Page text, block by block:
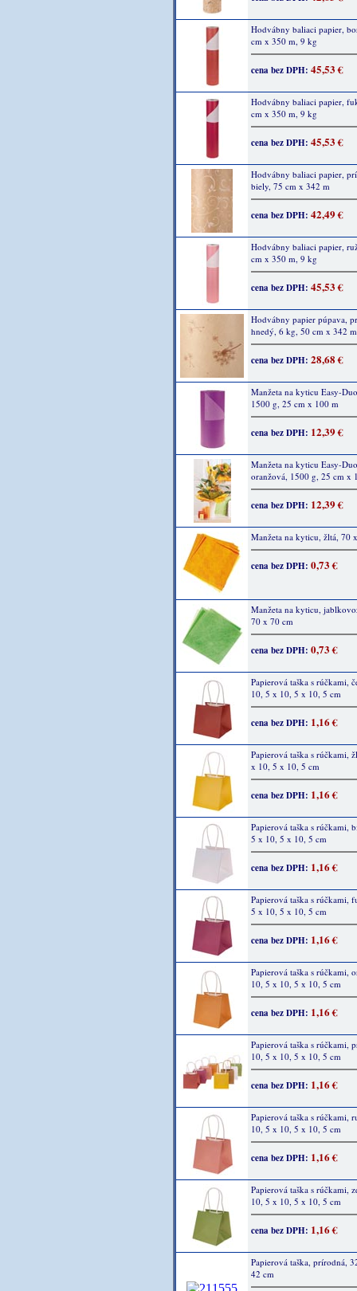
Hodvábny baliaci papier,
cm x 350 m, 9 kg
cena bez DPH: 45,53 €
Hodvábny baliaci papier,
cm x 350 m, 9 kg
cena bez DPH: 45,53 €
Hodvábny baliaci papier,
biely, 75 cm x 342 m
cena bez DPH: 42,49 €
Hodvábny baliaci papier,
cm x 350 m, 9 kg
cena bez DPH: 45,53 €
Hodvábny papier púpava,
hnedý, 6 kg, 50 cm x 342 m
cena bez DPH: 28,68 €
Manžeta na kyticu Easy-
1500 g, 25 cm x 100 m
cena bez DPH: 12,39 €
Manžeta na kyticu Easy-
oranžová, 1500 g, 25 cm x
cena bez DPH: 12,39 €
Manžeta na kyticu, žltá, 70
cena bez DPH: 0,73 €
Manžeta na kyticu,
70 x 70 cm
cena bez DPH: 0,73 €
Papierová taška s rúčkami,
10, 5 x 10, 5 x 10, 5 cm
cena bez DPH: 1,16 €
Papierová taška s rúčkami,
x 10, 5 x 10, 5 cm
cena bez DPH: 1,16 €
Papierová taška s rúčkami,
5 x 10, 5 x 10, 5 cm
cena bez DPH: 1,16 €
Papierová taška s rúčkami,
5 x 10, 5 x 10, 5 cm
cena bez DPH: 1,16 €
Papierová taška s rúčkami,
10, 5 x 10, 5 x 10, 5 cm
cena bez DPH: 1,16 €
Papierová taška s rúčkami,
10, 5 x 10, 5 x 10, 5 cm
cena bez DPH: 1,16 €
Papierová taška s rúčkami,
10, 5 x 10, 5 x 10, 5 cm
cena bez DPH: 1,16 €
Papierová taška s rúčkami,
10, 5 x 10, 5 x 10, 5 cm
cena bez DPH: 1,16 €
Papierová taška, prírodná,
42 cm